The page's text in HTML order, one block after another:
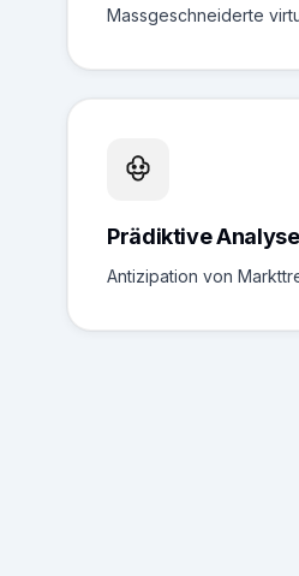
Massgeschneiderte
Prädiktive Analyse
Antizipation von